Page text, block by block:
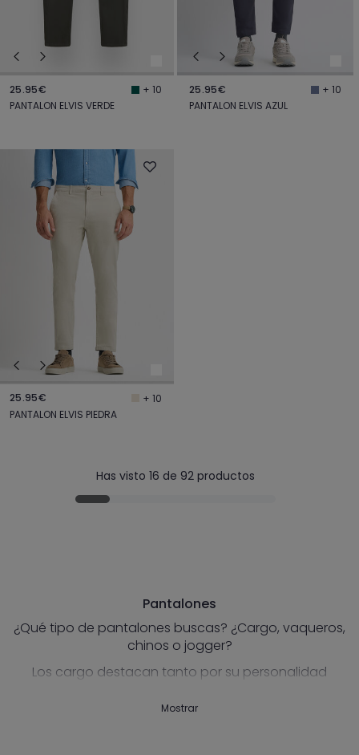
25.95€
+ 10
PANTALON ELVIS VERDE
25.95€
+ 10
PANTALON ELVIS AZUL
25.95€
+ 10
PANTALON ELVIS PIEDRA
Has visto 16 de 92 productos
Pantalones
¿Qué tipo de pantalones buscas? ¿Cargo, vaqueros,
chinos o jogger?
Los cargo destacan tanto por su personalidad
de llevar los bolsillos de tu pantalón cargados? El
Mostrar